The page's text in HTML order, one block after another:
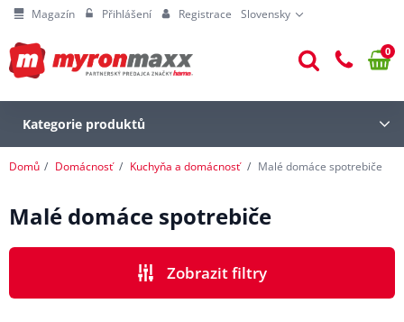
Magazín Přihlášení Registrace Slovensky
0
Kategorie produktů
Domů Domácnosť Kuchyňa a domácnosť Malé domáce spotrebiče
Malé domáce spotrebiče
Zobrazit filtry